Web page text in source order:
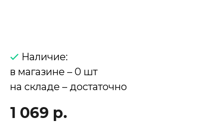
Наличие:
в магазине – 0 шт
на складе – достаточно
1 069 р.